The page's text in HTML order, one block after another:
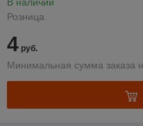
Розница
4 руб.
Минимальная сумма заказа